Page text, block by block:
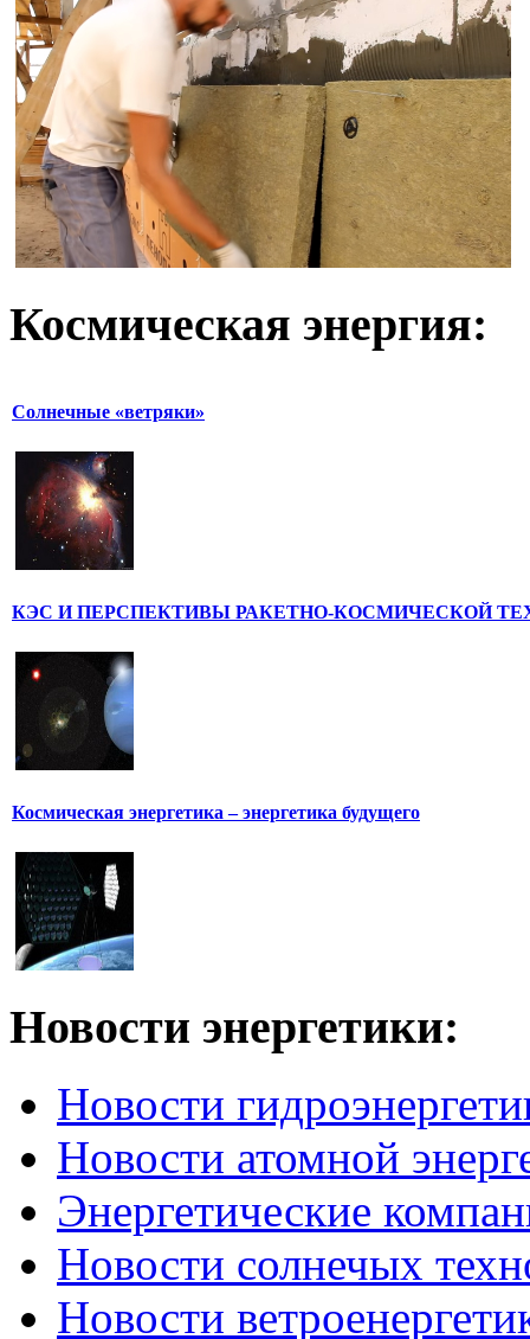
Космическая энергия:
Солнечные «ветряки»
КЭС И ПЕРСПЕКТИВЫ РАКЕТНО-КОСМИЧЕСКОЙ
Космическая энергетика – энергетика будущего
Новости энергетики:
Новости
Новости атомной
Энергетические
Новости солнечых
Новости